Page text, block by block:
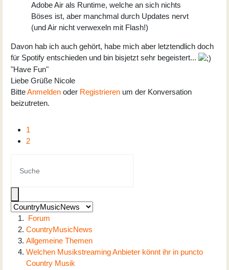
Adobe Air als Runtime, welche an sich nichts
Böses ist, aber manchmal durch Updates nervt
(und Air nicht verwexeln mit Flash!)
Davon hab ich auch gehört, habe mich aber letztendlich doch
für Spotify entschieden und bin bisjetzt sehr begeistert...
"Have Fun"
Liebe Grüße Nicole
BitteAnmelden oder Registrieren um der Konversation
beizutreten.
1
2
Forum
CountryMusicNews
Allgemeine Themen
Welchen Musikstreaming Anbieter könnt ihr in puncto
Country Musik